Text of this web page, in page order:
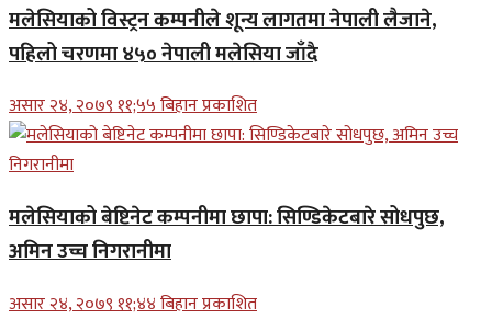
मलेसियाको विस्ट्रन कम्पनीले शून्य लागतमा नेपाली लैजाने,
पहिलो चरणमा ४५० नेपाली मलेसिया जाँदै
असार २४, २०७९ ११;५५ बिहान प्रकाशित
मलेसियाको बेष्टिनेट कम्पनीमा छापा: सिण्डिकेटबारे सोधपुछ,
अमिन उच्च निगरानीमा
असार २४, २०७९ ११;४४ बिहान प्रकाशित